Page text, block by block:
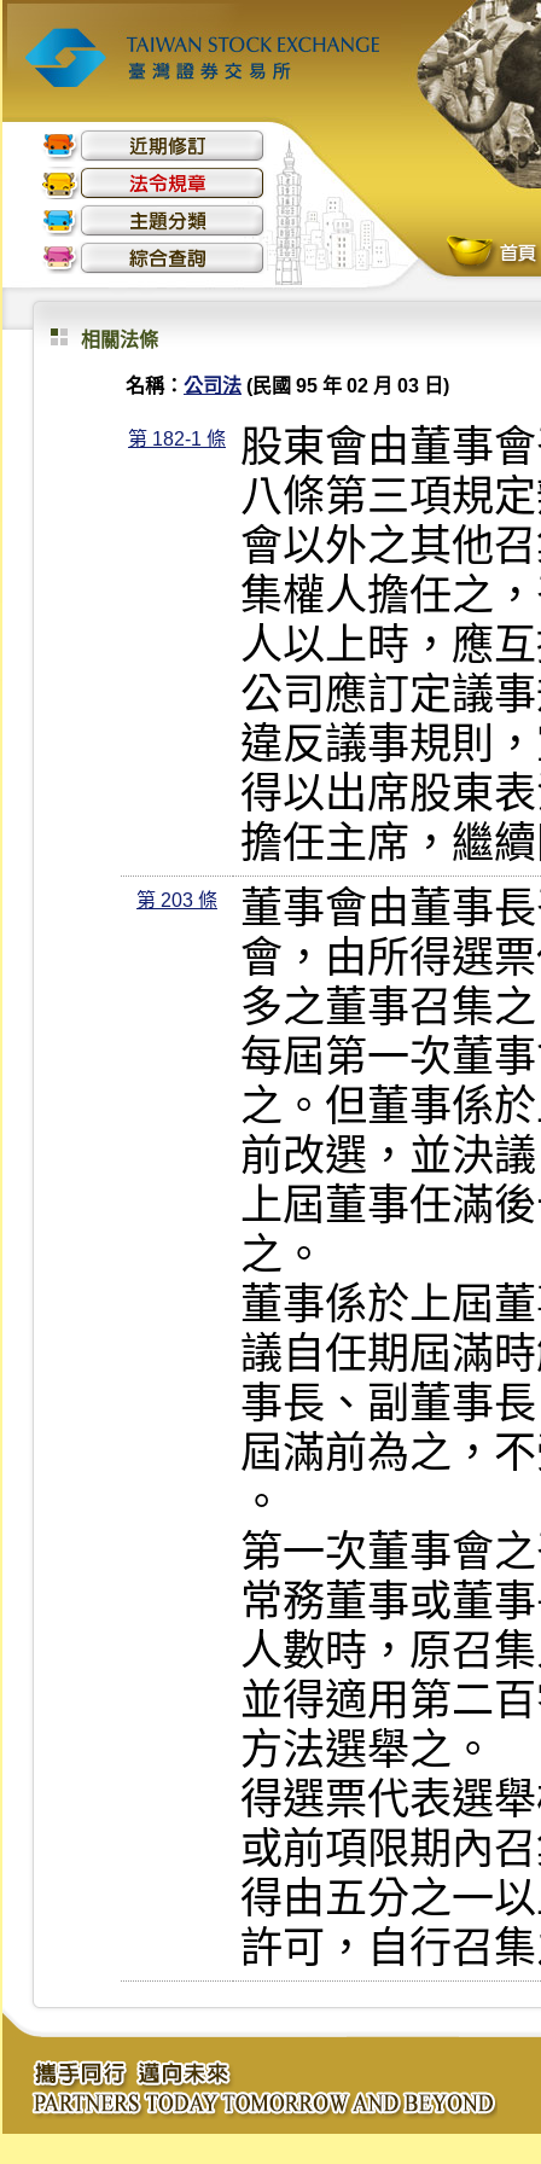
相關法條
名稱： 公司法 (民國 95 年 02 月 03 日)
第 182-1 條
股東會由董事
八條第三項規
會以外之其他
集權人擔任之
人以上時，應
公司應訂定議
違反議事規則
得以出席股東
擔任主席，繼
第 203 條
董事會由董事
會，由所得選
多之董事召集
每屆第一次董
之。但董事係
前改選，並決
上屆董事任滿
之。
董事係於上屆
議自任期屆滿
事長、副董事
屆滿前為之，
。
第一次董事會
常務董事或董
人數時，原召
並得適用第二
方法選舉之。
得選票代表選
或前項限期內
得由五分之一
許可，自行召